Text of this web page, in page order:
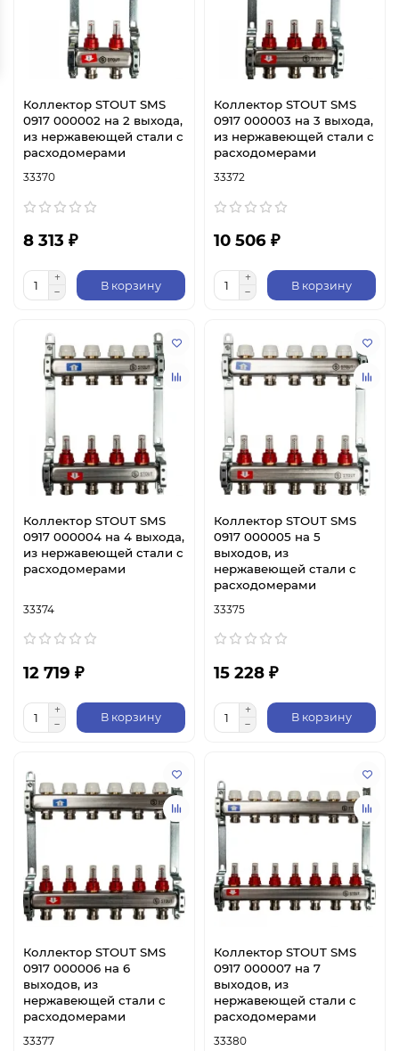
Коллектор STOUT SMS
0917 000002 на 2 выхода,
из нержавеющей стали с
расходомерами
33370
8 313 ₽
В корзину
Коллектор STOUT SMS
0917 000003 на 3 выхода,
из нержавеющей стали с
расходомерами
33372
10 506 ₽
В корзину
Коллектор STOUT SMS
0917 000004 на 4 выхода,
из нержавеющей стали с
расходомерами
33374
12 719 ₽
В корзину
Коллектор STOUT SMS
0917 000005 на 5
выходов, из
нержавеющей стали с
расходомерами
33375
15 228 ₽
В корзину
Коллектор STOUT SMS
0917 000006 на 6
выходов, из
нержавеющей стали с
расходомерами
33377
Коллектор STOUT SMS
0917 000007 на 7
выходов, из
нержавеющей стали с
расходомерами
33380